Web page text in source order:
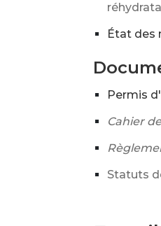
État des
Permis
Cahier
Statuts